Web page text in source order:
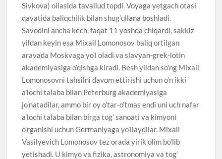
Sivkova) oilasida tavallud topdi. Voyaga yetgach otasi
qavatida baliqchilik bilan shug’ullana boshladi.
Savodini ancha kech, faqat 11 yoshda chiqardi, sakkiz
yildan keyin esa Mixail Lomonosov baliq ortilgan
aravada Moskvaga yo’l oladi va slavyan-grek-lotin
akademiyasiga o’qishga kiradi. Besh yildan so’ng Mixail
Lomonosovni tahsilni davom ettirishi uchun o’n ikki
a’lochi talaba bilan Peterburg akademiyasiga
jo’natadilar, ammo bir oy o’tar-o’tmas endi uni uch nafar
a’lochi talaba bilan birga tog’ sanoati va kimyoni
o’rganishi uchun Germaniyaga yo’llaydilar. Mixail
Vasilyevich Lomonosov tez orada yirik olim bo’lib
yetishadi. U kimyo va fizika, astronomiya va tog’